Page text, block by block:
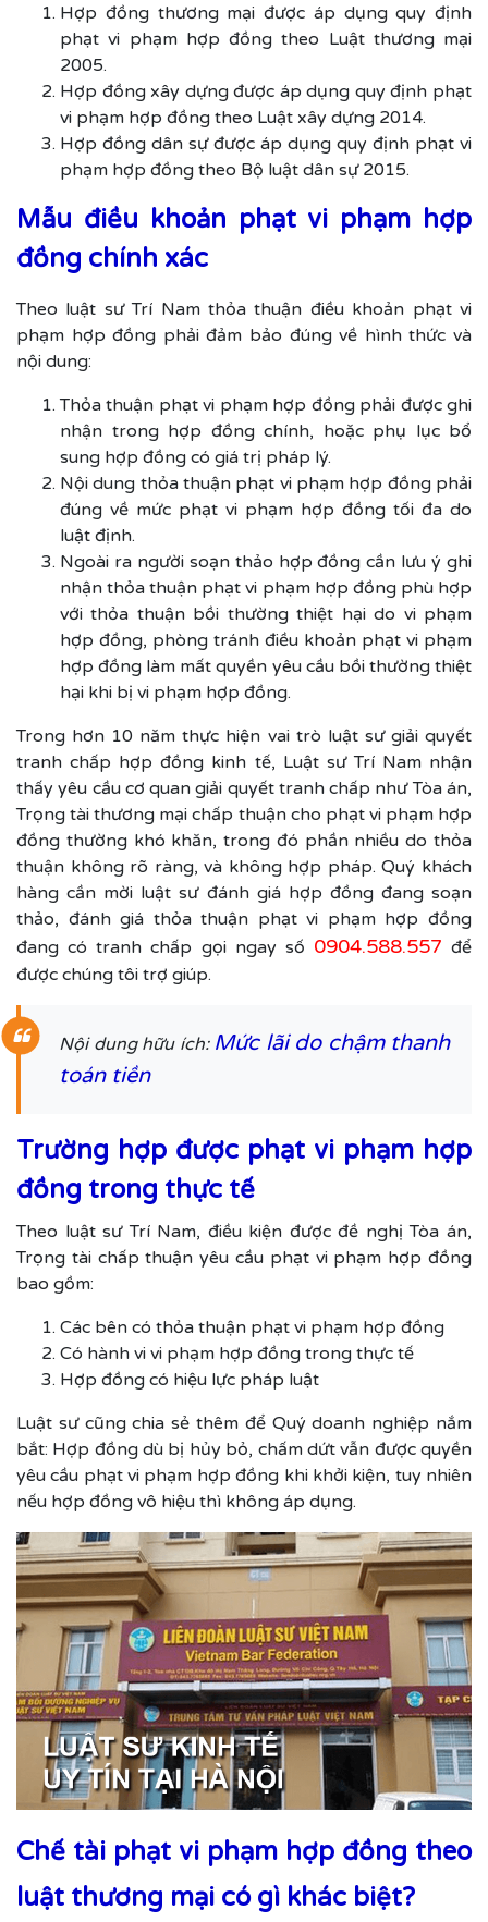
Hợp đồng thương mại được áp dụng quy định
phạt vi phạm hợp đồng theo Luật thương mại
2005.
Hợp đồng xây dựng được áp dụng quy định phạt
vi phạm hợp đồng theo Luật xây dựng 2014.
Hợp đồng dân sự được áp dụng quy định phạt vi
phạm hợp đồng theo Bộ luật dân sự 2015.
Mẫu điều khoản phạt vi phạm hợp
đồng chính xác
Theo luật sư Trí Nam thỏa thuận điều khoản phạt vi
phạm hợp đồng phải đảm bảo đúng về hình thức và
nội dung:
Thỏa thuận phạt vi phạm hợp đồng phải được ghi
nhận trong hợp đồng chính, hoặc phụ lục bổ
sung hợp đồng có giá trị pháp lý.
Nội dung thỏa thuận phạt vi phạm hợp đồng phải
đúng về mức phạt vi phạm hợp đồng tối đa do
luật định.
Ngoài ra người soạn thảo hợp đồng cần lưu ý ghi
nhận thỏa thuận phạt vi phạm hợp đồng phù hợp
với thỏa thuận bồi thường thiệt hại do vi phạm
hợp đồng, phòng tránh điều khoản phạt vi phạm
hợp đồng làm mất quyền yêu cầu bồi thường thiệt
hại khi bị vi phạm hợp đồng.
Trong hơn 10 năm thực hiện vai trò luật sư giải quyết
tranh chấp hợp đồng kinh tế, Luật sư Trí Nam nhận
thấy yêu cầu cơ quan giải quyết tranh chấp như Tòa án,
Trọng tài thương mại chấp thuận cho phạt vi phạm hợp
đồng thường khó khăn, trong đó phần nhiều do thỏa
thuận không rõ ràng, và không hợp pháp. Quý khách
hàng cần mời luật sư đánh giá hợp đồng đang soạn
thảo, đánh giá thỏa thuận phạt vi phạm hợp đồng
đang có tranh chấp gọi ngay số 0904.588.557 để
được chúng tôi trợ giúp.
Nội dung hữu ích: Mức lãi do chậm thanh
toán tiền
Trường hợp được phạt vi phạm hợp
đồng trong thực tế
Theo luật sư Trí Nam, điều kiện được đề nghị Tòa án,
Trọng tài chấp thuận yêu cầu phạt vi phạm hợp đồng
bao gồm:
Các bên có thỏa thuận phạt vi phạm hợp đồng
Có hành vi vi phạm hợp đồng trong thực tế
Hợp đồng có hiệu lực pháp luật
Luật sư cũng chia sẻ thêm để Quý doanh nghiệp nắm
bắt: Hợp đồng dù bị hủy bỏ, chấm dứt vẫn được quyền
yêu cầu phạt vi phạm hợp đồng khi khởi kiện, tuy nhiên
nếu hợp đồng vô hiệu thì không áp dụng.
Chế tài phạt vi phạm hợp đồng theo
luật thương mại có gì khác biệt?